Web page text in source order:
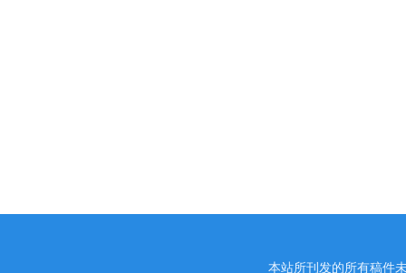
本站所刊发的所有稿件